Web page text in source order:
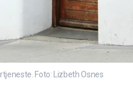
Foto: Lizbeth Osnes